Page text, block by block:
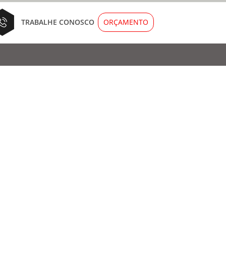
TRABALHE CONOSCO ORÇAMENTO